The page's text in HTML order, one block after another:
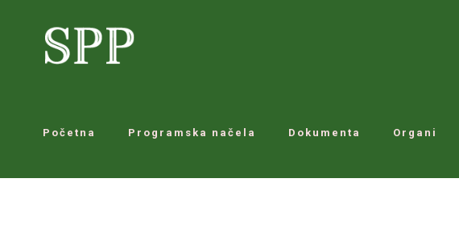
Početna Programska načela Dokumenta Organi